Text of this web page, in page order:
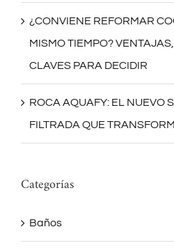
¿CONVIENE REFORMAR
MISMO TIEMPO?
CLAVES PARA DECIDIR
ROCA AQUAFY: EL NUEVO
FILTRADA QUE
Categorías
Baños